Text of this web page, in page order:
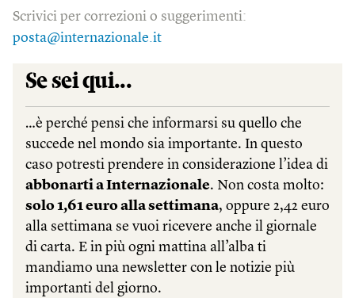
Scrivici per correzioni o suggerimenti:
posta@internazionale.it